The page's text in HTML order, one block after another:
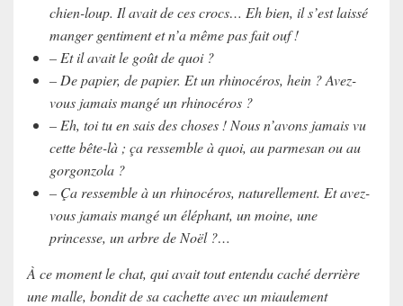
chien-loup. Il avait de ces crocs… Eh bien, il s’est laissé
manger gentiment et n’a même pas fait ouf !
– Et il avait le goût de quoi ?
– De papier, de papier. Et un rhinocéros, hein ? Avez-
vous jamais mangé un rhinocéros ?
– Eh, toi tu en sais des choses ! Nous n’avons jamais vu
cette bête-là ; ça ressemble à quoi, au parmesan ou au
gorgonzola ?
– Ça ressemble à un rhinocéros, naturellement. Et avez-
vous jamais mangé un éléphant, un moine, une
princesse, un arbre de Noël ?…
À ce moment le chat, qui avait tout entendu caché derrière
une malle, bondit de sa cachette avec un miaulement